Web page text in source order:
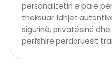
personalitetin e parë
theksuar lidhjet
sigurinë, privatësinë dhe
përfshirë përdoruesit